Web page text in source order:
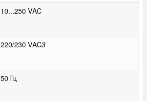
10...250 VAC
220/230 VAC3
50 Гц